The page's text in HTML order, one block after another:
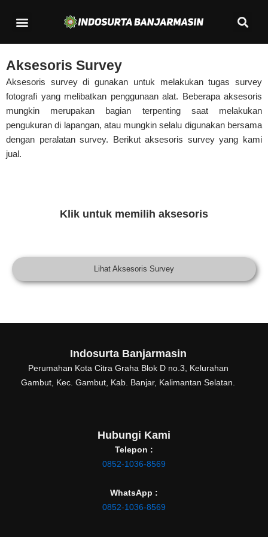
Menu
Aksesoris Survey
Aksesoris survey di gunakan untuk melakukan tugas survey
fotografi yang melibatkan penggunaan alat. Beberapa aksesoris
mungkin merupakan bagian terpenting saat melakukan
pengukuran di lapangan, atau mungkin selalu digunakan bersama
dengan peralatan survey. Berikut aksesoris survey yang kami
jual.
Klik untuk memilih aksesoris
Lihat Aksesoris Survey
Indosurta Banjarmasin
Perumahan Kota Citra Graha Blok D no.3, Kelurahan
Gambut, Kec. Gambut, Kab. Banjar, Kalimantan Selatan.
Hubungi Kami
Telepon :
0852-1036-8569
WhatsApp :
0852-1036-8569